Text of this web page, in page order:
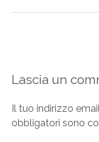
Lascia un
Il tuo indirizzo
obbligatori sono